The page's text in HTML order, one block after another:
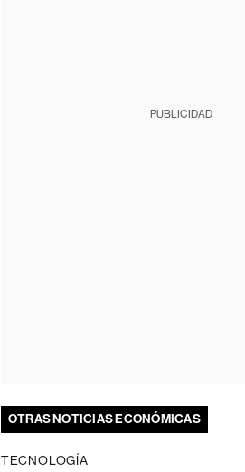
PUBLICIDAD
OTRAS NOTICIAS ECONÓMICAS
TECNOLOGÍA